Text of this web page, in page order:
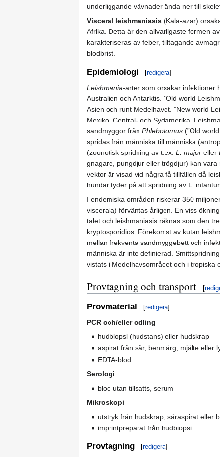
underliggande vävnader ända ner till
Visceral leishmaniasis (Kala-azar)
Afrika. Detta är den allvarligaste formen
karakteriseras av feber, tilltagande
blodbrist.
Epidemiologi [redigera]
Leishmania-arter som orsakar infektioner
Australien och Antarktis. ”Old world
Asien och runt Medelhavet. ”New world
Mexiko, Central- och Sydamerika.
sandmyggor från Phlebotomus (”Old
spridas från människa till människa
(zoonotisk spridning av t.ex. L. major eller
gnagare, pungdjur eller trögdjur) kan
vektor är visad vid några få tillfällen då
hundar tyder på att spridning av L.
I endemiska områden riskerar 350
viscerala) förväntas årligen. En viss
talet och leishmaniasis räknas som den
kryptosporidios. Förekomst av kutan
mellan frekventa sandmyggebett och
människa är inte definierad.
vistats i Medelhavsområdet och i tropiska
Provtagning och transport [
Provmaterial [redigera]
PCR och/eller odling
hudbiopsi (hudstans) eller hudskrap
aspirat från sår, benmärg, mjälte eller
EDTA-blod
Serologi
blod utan tillsatts, serum
Mikroskopi
utstryk från hudskrap, såraspirat eller
imprintpreparat från hudbiopsi
Provtagning [redigera]